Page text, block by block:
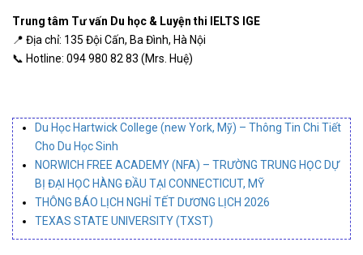
Trung tâm Tư vấn Du học & Luyện thi IELTS IGE
📍 Địa chỉ: 135 Đội Cấn, Ba Đình, Hà Nội
📞 Hotline: 094 980 82 83 (Mrs. Huệ)
Du Học Hartwick College (new York, Mỹ) – Thông Tin Chi Tiết
Cho Du Học Sinh
NORWICH FREE ACADEMY (NFA) – TRƯỜNG TRUNG HỌC DỰ
BỊ ĐẠI HỌC HÀNG ĐẦU TẠI CONNECTICUT, MỸ
THÔNG BÁO LỊCH NGHỈ TẾT DƯƠNG LỊCH 2026
TEXAS STATE UNIVERSITY (TXST)